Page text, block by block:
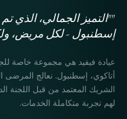
""التميز الجمالي، الذي
إسطنبول - لكل مريض،
عيادة فيفيد هي مجموعة خاصة
أتاكوي، إسطنبول. نعالج المرضى
الشريك المعتمد من قبل اللجنة
لهم تجربة متكاملة الخدمات.